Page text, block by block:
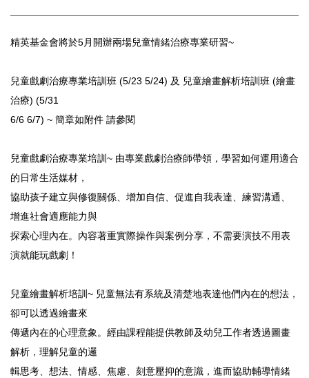
精英基金會將於5月開辦兩場兒童情緒治療專業研習~
兒童戲劇治療專業培訓班 (5/23 5/24) 及 兒童繪畫解析培訓班 (繪畫
治療) (5/31
6/6 6/7) ~ 簡章如附件 請參閱
兒童戲劇治療專業培訓~ 由專業戲劇治療師帶領，學習如何運用適合
的日常生活媒材，
協助孩子建立與修復關係、增加自信、促進自我表達、練習溝通、
增進社會適應能力與
探索心理內在。內容著重實際操作與案例分享， 不需要演技不用表
演就能玩戲劇！
兒童繪畫解析培訓~ 兒童無法有系統及清楚地表達他們內在的想法，
卻可以透過繪畫來
傳遞內在的心理意象。 經由課程能提供教師及幼兒工作者透過圖畫
解析，理解兒童的邏
輯思考、想法、情感、焦慮、刻意壓抑的意識， 進而協助輔導情緒